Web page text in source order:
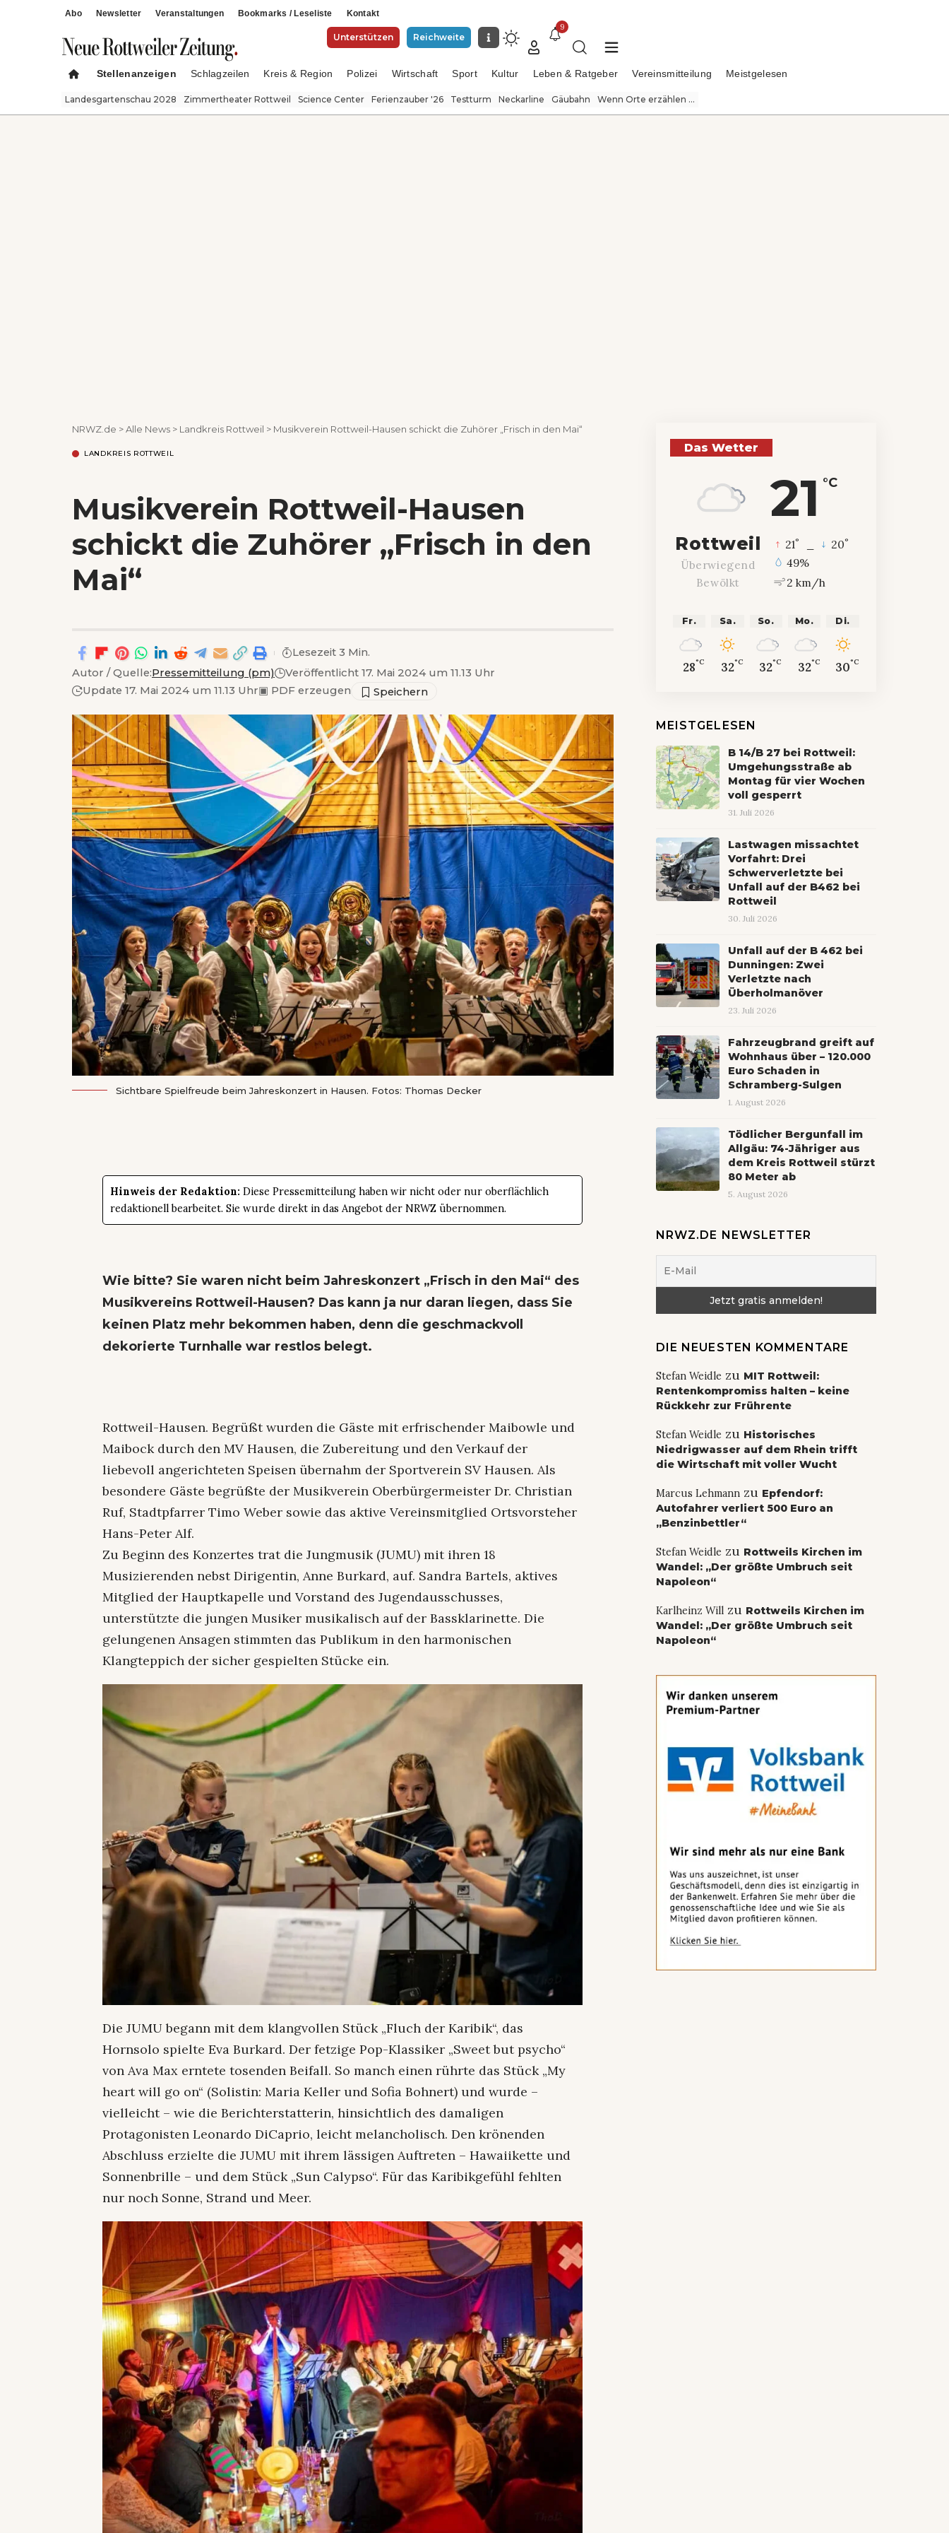
Abo Newsletter Veranstaltungen Bookmarks / Leseliste Kontakt
Unterstützen Reichweite
9
Stellenanzeigen Schlagzeilen Kreis & Region Polizei Wirtschaft Sport Kultur Leben & Ratgeber Vereinsmitteilung Meistgelesen
Landesgartenschau 2028 Zimmertheater Rottweil Science Center Ferienzauber '26 Testturm Neckarline Gäubahn Wenn Orte erzählen ...
NRWZ.de >Alle News > Landkreis Rottweil > Musikverein Rottweil-Hausen schickt die Zuhörer „Frisch in den Mai“
LANDKREIS ROTTWEIL
Musikverein Rottweil-Hausen
schickt die Zuhörer „Frisch in den
Mai“
Autor / Quelle:Pressemitteilung (pm)
Veröffentlicht 17. Mai 2024 um 11.13 Uhr
Update 17. Mai 2024 um 11.13 Uhr▣ PDF erzeugen
Lesezeit 3 Min.
Sichtbare Spielfreude beim Jahreskonzert in Hausen. Fotos: Thomas Decker
Hinweis der Redaktion: Diese Pressemitteilung haben wir nicht oder nur oberflächlich
redaktionell bearbeitet. Sie wurde direkt in das Angebot der NRWZ übernommen.
Wie bitte? Sie waren nicht beim Jahreskonzert „Frisch in den Mai“ des
Musikvereins Rottweil-Hausen? Das kann ja nur daran liegen, dass Sie
keinen Platz mehr bekommen haben, denn die geschmackvoll
dekorierte Turnhalle war restlos belegt.
Rottweil-Hausen. Begrüßt wurden die Gäste mit erfrischender Maibowle und
Maibock durch den MV Hausen, die Zubereitung und den Verkauf der
liebevoll angerichteten Speisen übernahm der Sportverein SV Hausen. Als
besondere Gäste begrüßte der Musikverein Oberbürgermeister Dr. Christian
Ruf, Stadtpfarrer Timo Weber sowie das aktive Vereinsmitglied Ortsvorsteher
Hans-Peter Alf.
Zu Beginn des Konzertes trat die Jungmusik (JUMU) mit ihren 18
Musizierenden nebst Dirigentin, Anne Burkard, auf. Sandra Bartels, aktives
Mitglied der Hauptkapelle und Vorstand des Jugendausschusses,
unterstützte die jungen Musiker musikalisch auf der Bassklarinette. Die
gelungenen Ansagen stimmten das Publikum in den harmonischen
Klangteppich der sicher gespielten Stücke ein.
Die JUMU begann mit dem klangvollen Stück „Fluch der Karibik“, das
Hornsolo spielte Eva Burkard. Der fetzige Pop-Klassiker „Sweet but psycho“
von Ava Max erntete tosenden Beifall. So manch einen rührte das Stück „My
heart will go on“ (Solistin: Maria Keller und Sofia Bohnert) und wurde –
vielleicht – wie die Berichterstatterin, hinsichtlich des damaligen
Protagonisten Leonardo DiCaprio, leicht melancholisch. Den krönenden
Abschluss erzielte die JUMU mit ihrem lässigen Auftreten – Hawaiikette und
Sonnenbrille – und dem Stück „Sun Calypso“. Für das Karibikgefühl fehlten
nur noch Sonne, Strand und Meer.
Das Wetter
21 °C
Rottweil
Überwiegend
Bewölkt
21° 20°
49%
2 km/h
Fr.
28°C
Sa.
32°C
So.
32°C
Mo.
32°C
Di.
30°C
MEISTGELESEN
B 14/B 27 bei Rottweil:
Umgehungsstraße ab
Montag für vier Wochen
voll gesperrt
31. Juli 2026
Lastwagen missachtet
Vorfahrt: Drei
Schwerverletzte bei
Unfall auf der B462 bei
Rottweil
30. Juli 2026
Unfall auf der B 462 bei
Dunningen: Zwei
Verletzte nach
Überholmanöver
23. Juli 2026
Fahrzeugbrand greift auf
Wohnhaus über – 120.000
Euro Schaden in
Schramberg-Sulgen
1. August 2026
Tödlicher Bergunfall im
Allgäu: 74-Jähriger aus
dem Kreis Rottweil stürzt
80 Meter ab
5. August 2026
NRWZ.DE NEWSLETTER
DIE NEUESTEN KOMMENTARE
Stefan Weidle zu MIT Rottweil:
Rentenkompromiss halten – keine
Rückkehr zur Frührente
Stefan Weidle zu Historisches
Niedrigwasser auf dem Rhein trifft
die Wirtschaft mit voller Wucht
Marcus Lehmannzu Epfendorf:
Autofahrer verliert 500 Euro an
„Benzinbettler“
Stefan Weidle zu Rottweils Kirchen im
Wandel: „Der größte Umbruch seit
Napoleon“
Karlheinz Willzu Rottweils Kirchen im
Wandel: „Der größte Umbruch seit
Napoleon“